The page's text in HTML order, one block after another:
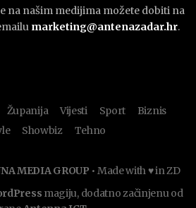
na našim medijima možete dobiti na
marketing@antenazadar.hr.
Županija Vijesti Sport
Biznis
Showbiz Tehno
MEDIA GROUP • Made with ♥ in ZD
magiju, dodatno začinjenu od